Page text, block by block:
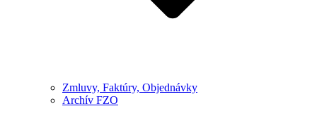
Zmluvy, Faktúry, Objednávky
Archív FZO